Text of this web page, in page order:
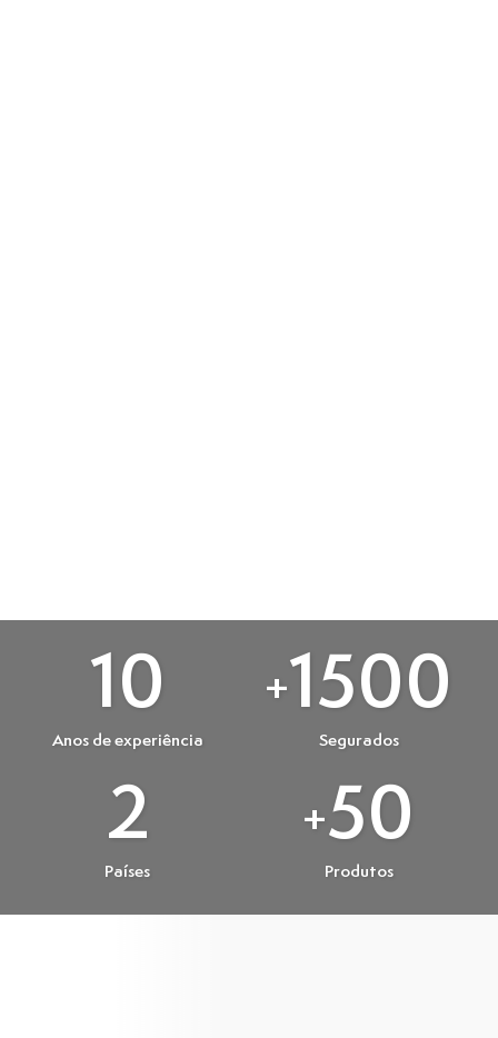
Anos de experiência
10
Segurados
+1500
Países
2
Produtos
+50